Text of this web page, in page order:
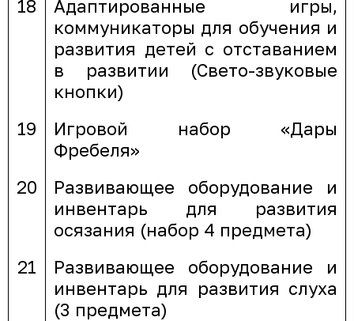
18
Адаптированные игры,
коммуникаторы для обучения и
развития детей с отставанием
в развитии (Свето-звуковые
кнопки)
19
Игровой набор «Дары
Фребеля»
20
Развивающее оборудование и
инвентарь для развития
осязания (набор 4 предмета)
21
Развивающее оборудование и
инвентарь для развития слуха
(3 предмета)